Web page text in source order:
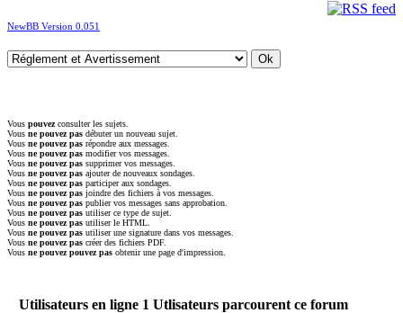
NewBB Version 0.051
Vous pouvezconsulter les sujets.
Vous ne pouvez pas débuter un nouveau sujet.
Vous ne pouvez pas répondre aux messages.
Vous ne pouvez pas modifier vos messages.
Vous ne pouvez pas supprimer vos messages.
Vous ne pouvez pas ajouter de nouveaux sondages.
Vous ne pouvez pas participer aux sondages.
Vous ne pouvez pas joindre des fichiers à vos messages.
Vous ne pouvez pas publier vos messages sans approbation.
Vous ne pouvez pas utiliser ce type de sujet.
Vous ne pouvez pas utiliser le HTML.
Vous ne pouvez pas utiliser une signature dans vos messages.
Vous ne pouvez pas créer des fichiers PDF.
Vous ne pouvez pouvez pas obtenir une page d'impression.
Utilisateurs en ligne 1 Utlisateurs parcourent ce forum